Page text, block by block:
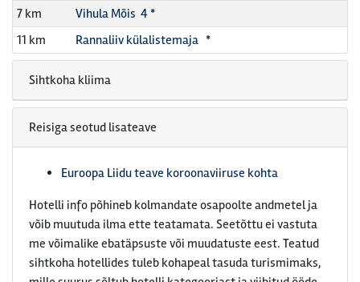
7 km
Vihula Mõis 4 *
11 km
Rannaliiv külalistemaja *
Sihtkoha kliima
Reisiga seotud lisateave
Euroopa Liidu teave koroonaviiruse kohta
Hotelli info põhineb kolmandate osapoolte andmetel ja
võib muutuda ilma ette teatamata. Seetõttu ei vastuta
me võimalike ebatäpsuste või muudatuste eest. Teatud
sihtkoha hotellides tuleb kohapeal tasuda turismimaks,